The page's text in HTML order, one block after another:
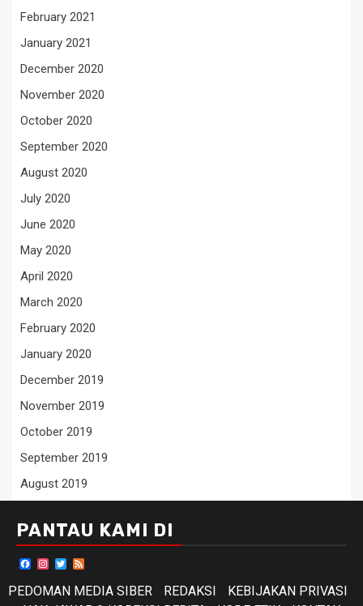
February 2021
January 2021
December 2020
November 2020
October 2020
September 2020
August 2020
July 2020
June 2020
May 2020
April 2020
March 2020
February 2020
January 2020
December 2019
November 2019
October 2019
September 2019
August 2019
PANTAU KAMI DI
Facebook
Instagram
Twitter
PEDOMAN MEDIA SIBER
REDAKSI
KEBIJAKAN PRIVASI